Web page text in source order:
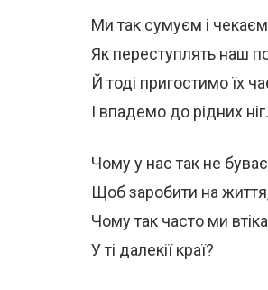
Ми так сумуєм і
Як переступлять наш
Й тоді пригостимо їх
І впадемо до рідних ніг.
Чому у нас так не
Щоб заробити на
Чому так часто ми
У ті далекії краї?